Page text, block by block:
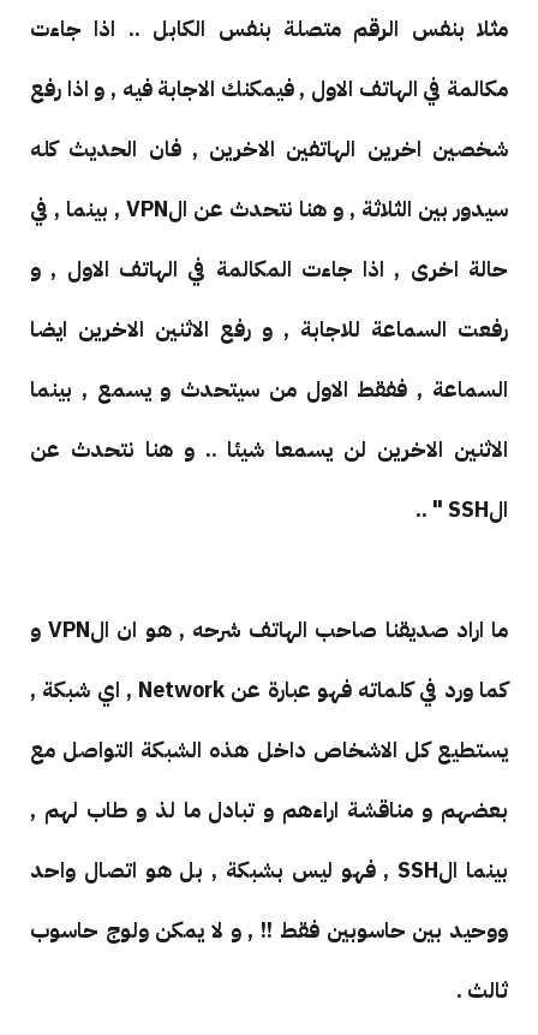
مثلا بنفس الرقم متصلة بنفس الكابل .. اذا جاءت
مكالمة في الهاتف الاول , فيمكنك الاجابة فيه , و اذا رفع
شخصين اخرين الهاتفين الاخرين , فان الحديث كله
سيدور بين الثلاثة , و هنا نتحدث عن الVPN , بينما , في
حالة اخرى , اذا جاءت المكالمة في الهاتف الاول , و
رفعت السماعة للاجابة , و رفع الاثنين الاخرين ايضا
السماعة , ففقط الاول من سيتحدث و يسمع , بينما
الاثنين الاخرين لن يسمعا شيئا .. و هنا نتحدث عن
الSSH " ..
ما اراد صديقنا صاحب الهاتف شرحه , هو ان الVPN و
كما ورد في كلماته فهو عبارة عن Network , اي شبكة ,
يستطيع كل الاشخاص داخل هذه الشبكة التواصل مع
بعضهم و مناقشة اراءهم و تبادل ما لذ و طاب لهم ,
بينما الSSH , فهو ليس بشبكة , بل هو اتصال واحد
ووحيد بين حاسوبين فقط !! , و لا يمكن ولوج حاسوب
ثالث .